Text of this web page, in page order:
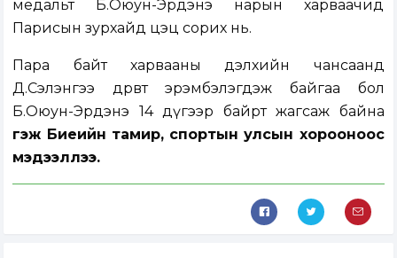
медальт Б.Оюун-Эрдэнэ нарын харваачид
Парисын зурхайд цэц сорих нь.
Пара байт харвааны дэлхийн чансаанд
Д.Сэлэнгээ дөрөвт эрэмбэлэгдэж байгаа бол
Б.Оюун-Эрдэнэ 14 дүгээр байрт жагсаж байна
гэж Биеийн тамир, спортын улсын хорооноос
мэдээллээ.